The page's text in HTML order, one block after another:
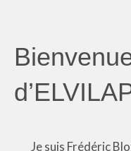
Je suis Frédéric